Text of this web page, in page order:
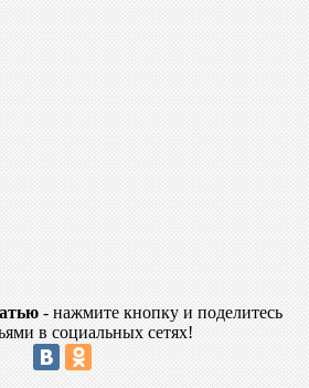
- нажмите кнопку и поделитесь
в социальных сетях!